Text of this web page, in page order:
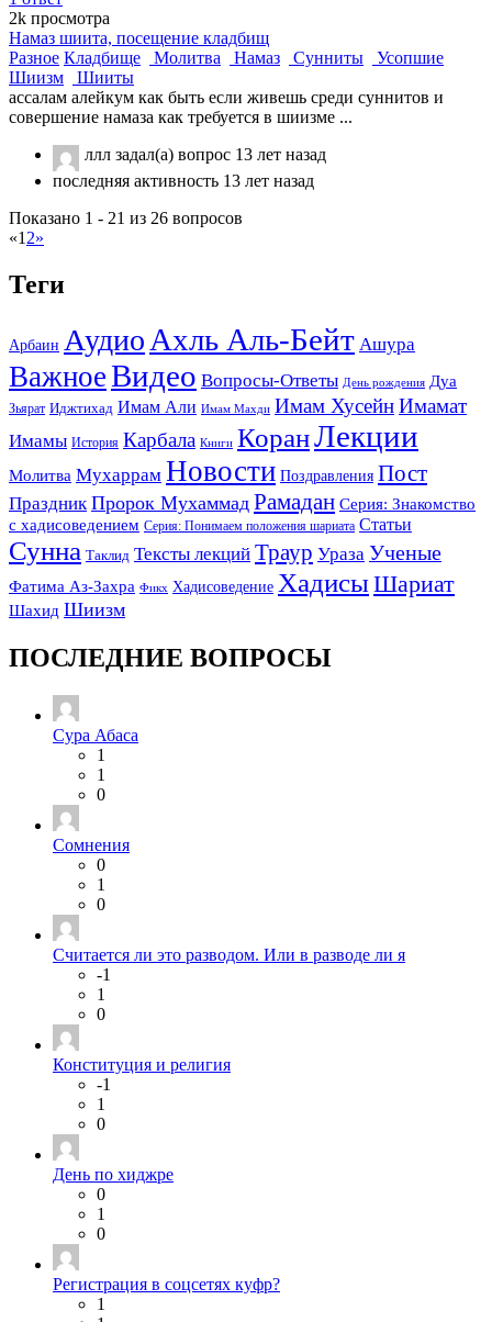
2k просмотра
Намаз шиита, посещение кладбищ
Разное Кладбище Молитва Намаз Сунниты
Усопшие
Шиизм
Шииты
ассалам алейкум как быть если живешь среди суннитов и
совершение намаза как требуется в шиизме ...
ллл задал(а) вопрос 13 лет назад
последняя активность 13 лет назад
Показано 1 - 21 из 26 вопросов
«1 2»
Теги
Арбаин Аудио Ахль Аль-Бейт Ашура
ВажноеВидео Вопросы-Ответы День рождения Дуа
Зьярат Иджтихад Имам Али Имам Махди Имам ХусейнИмамат
Имамы История Карбала Книги КоранЛекции
Молитва Мухаррам Новости Поздравления Пост
Праздник Пророк Мухаммад Рамадан Серия: Знакомство
с хадисоведением Серия: Понимаем положения шариата Статьи
Сунна Таклид Тексты лекций Траур Ураза Ученые
Фатима Аз-Захра Фикх Хадисоведение ХадисыШариат
Шахид Шиизм
ПОСЛЕДНИЕ ВОПРОСЫ
Сура Абаса
1
1
0
Сомнения
0
1
0
Считается ли это разводом. Или в разводе ли я
-1
1
0
Конституция и религия
-1
1
0
День по хиджре
0
1
0
Регистрация в соцсетях куфр?
1